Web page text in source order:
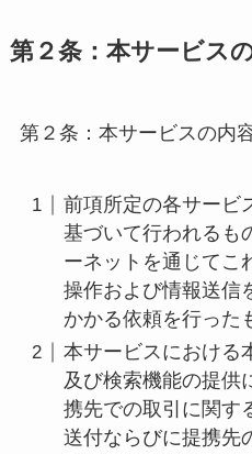
第２条：本サービス
第２条：本サービスの内
前項所定の各サービ
基づいて行われるも
ーネットを通じてこ
操作および情報送信
かかる依頼を行った
本サービスにおける
及び検索機能の提供
携先での取引に関す
送付ならびに提携先